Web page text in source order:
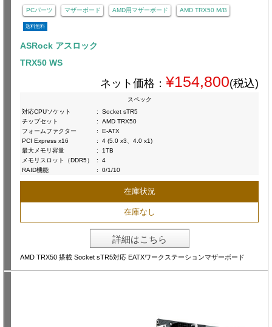
PCパーツ マザーボード AMD用マザーボード AMD TRX50 M/B
送料無料
ASRock アスロック
TRX50 WS
ネット価格： ¥154,800(税込)
スペック
対応CPUソケット
:
Socket sTR5
チップセット
:
AMD TRX50
フォームファクター
:
E-ATX
PCI Express x16
:
4 (5.0 x3、4.0 x1)
最大メモリ容量
:
1TB
メモリスロット（DDR5）
:
4
RAID機能
: 0/1/10
在庫状況
在庫なし
詳細はこちら
AMD TRX50 搭載 Socket sTR5対応 EATXワークステーションマザーボード